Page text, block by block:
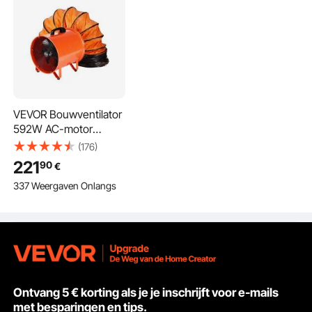
VEVOR Bouwventilator
592W AC-motor
Bouwventilator 2850
RPM Bouwventilator
Blaasvermogen 5175
CFM (8792 m³/h)
Industriële ventilator
IP44
(176)
22190€
337 Weergaven Onlangs
Ontvang 5 € korting als je je inschrijft voor e-mails
met besparingen en tips.